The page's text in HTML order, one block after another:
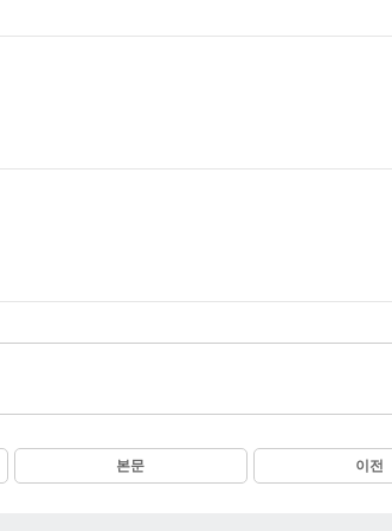
본문 이전